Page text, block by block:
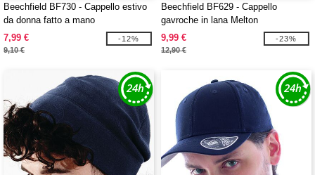
Beechfield BF730 - Cappello estivo
da donna fatto a mano
7,99 €
9,10 €
-12%
Beechfield BF629 - Cappello
gavroche in lana Melton
9,99 €
12,90 €
-23%